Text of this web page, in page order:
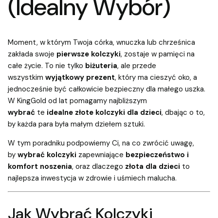
(Idealny Wybór)
Moment, w którym Twoja córka, wnuczka lub chrześnica
zakłada swoje pierwsze kolczyki, zostaje w pamięci na
całe życie. To nie tylko biżuteria, ale przede
wszystkim wyjątkowy prezent, który ma cieszyć oko, a
jednocześnie być całkowicie bezpieczny dla małego uszka.
W KingGold od lat pomagamy najbliższym
wybrać te idealne złote kolczyki dla dzieci, dbając o to,
by każda para była małym dziełem sztuki.
W tym poradniku podpowiemy Ci, na co zwrócić uwagę,
by wybrać kolczyki zapewniające bezpieczeństwo i
komfort noszenia, oraz dlaczego złota dla dzieci to
najlepsza inwestycja w zdrowie i uśmiech malucha.
Jak Wybrać Kolczyki